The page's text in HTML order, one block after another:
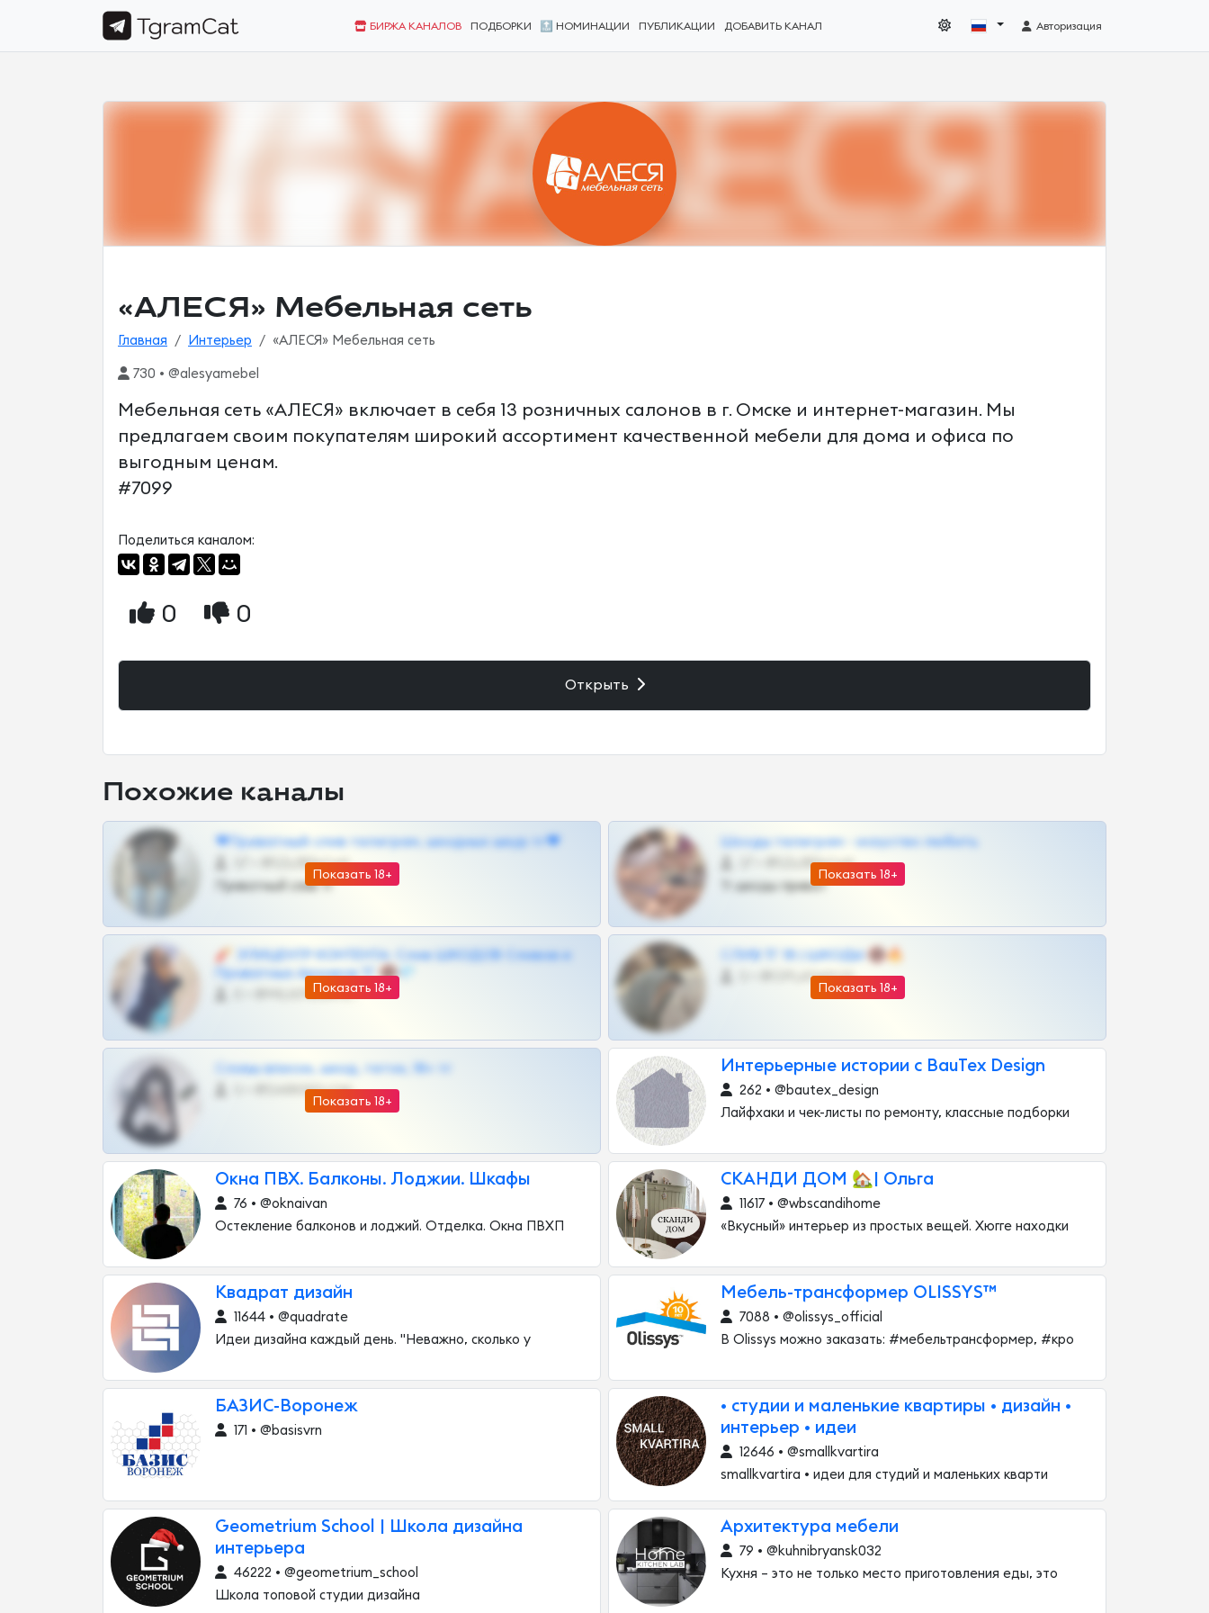
БИРЖА КАНАЛОВ ПОДБОРКИ 🔝 НОМИНАЦИИ ПУБЛИКАЦИИ ДОБАВИТЬ КАНАЛ Авторизация
«АЛЕСЯ» Мебельная сеть
Главная Интерьер «АЛЕСЯ» Мебельная сеть
730 • @alesyamebel
Мебельная сеть «АЛЕСЯ» включает в себя 13 розничных салонов в г. Омске и интернет-магазин. Мы
предлагаем своим покупателям широкий ассортимент качественной мебели для дома и офиса по
выгодным ценам.
#7099
Поделиться каналом:
0 0
Открыть
Похожие каналы
Показать 18+
❤Приватный слив телеграм, шкодных шкур тг❤
@SZu3ll3sCatt_bot
Приватный слив тг
Показать 18+
Шкоды телеграм - искуство любить
@SZu3ll3sCatt_bot
Тг шкоды приват
Показать 18+
🧨 ЭПИЦЕНТР КОНТЕНТА: Слив ШКОДОВ Сливов и
Приватных Архивов ТГ 🔞💎
@MILKPRIVATES39BOT
Показать 18+
СЛИВ ТГ 18 | ШКОДЫ 🔞🔥
@OPLATAPODPSK1BOT
Показать 18+
Сливы вписок, шкод, теток, 18+ тг
@DARK15FLOWSBOT
Интерьерные истории с BauTex Design
262 • @bautex_design
Лайфхаки и чек-листы по ремонту, классные подборки
Окна ПВХ. Балконы. Лоджии. Шкафы
76 • @oknaivan
Остекление балконов и лоджий. Отделка. Окна ПВХП
СКАНДИ ДОМ 🏡| Ольга
11617 • @wbscandihome
«Вкусный» интерьер из простых вещей. Хюгге находки
Квадрат дизайн
11644 • @quadrate
Идеи дизайна каждый день. "Неважно, сколько у
Мебель-трансформер OLISSYS™
7088 • @olissys_official
В Olissys можно заказать: #мебельтрансформер, #кро
БАЗИС-Воронеж
171 • @basisvrn
• студии и маленькие квартиры • дизайн •
интерьер • идеи
12646 • @smallkvartira
smallkvartira • идеи для студий и маленьких кварти
Geometrium School | Школа дизайна
интерьера
46222 • @geometrium_school
Школа топовой студии дизайна
Архитектура мебели
79 • @kuhnibryansk032
Кухня – это не только место приготовления еды, это